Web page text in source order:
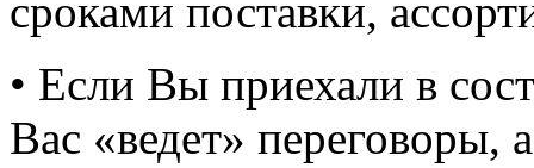
сроками поставки,
• Если Вы приехали в
Вас «ведет» переговоры,